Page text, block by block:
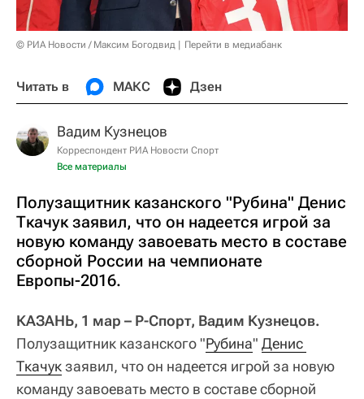
© РИА Новости / Максим Богодвид Перейти в медиабанк
Читать в МАКС Дзен
Вадим Кузнецов
Корреспондент РИА Новости Спорт
Все материалы
Полузащитник казанского "Рубина" Денис
Ткачук заявил, что он надеется игрой за
новую команду завоевать место в составе
сборной России на чемпионате
Европы-2016.
КАЗАНЬ, 1 мар – Р-Спорт, Вадим Кузнецов.
Полузащитник казанского "Рубина" Денис
Ткачукзаявил, что он надеется игрой за новую
команду завоевать место в составе сборной